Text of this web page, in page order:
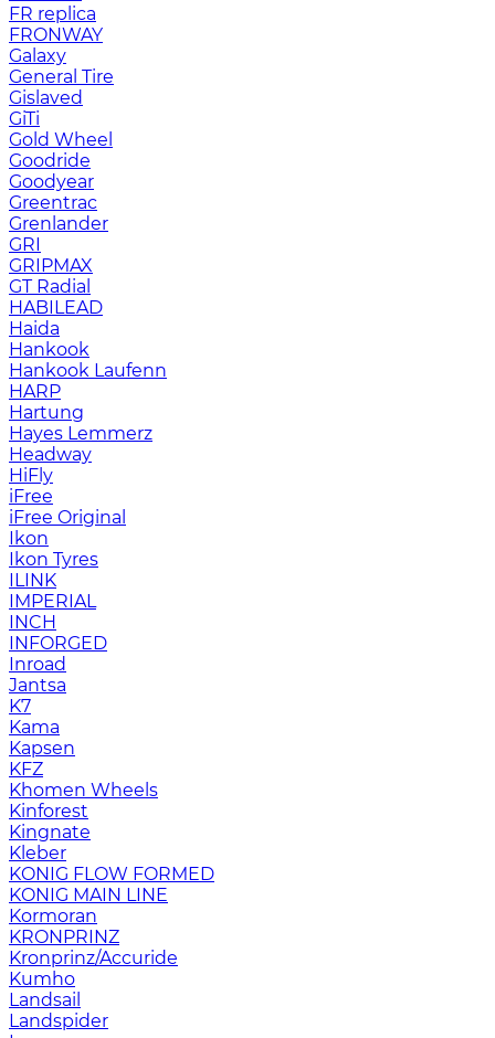
FR replica
FRONWAY
Galaxy
General Tire
Gislaved
GiTi
Gold Wheel
Goodride
Goodyear
Greentrac
Grenlander
GRI
GRIPMAX
GT Radial
HABILEAD
Haida
Hankook
Hankook Laufenn
HARP
Hartung
Hayes Lemmerz
Headway
HiFly
iFree
iFree Original
Ikon
Ikon Tyres
ILINK
IMPERIAL
INCH
INFORGED
Inroad
Jantsa
K7
Kama
Kapsen
KFZ
Khomen Wheels
Kinforest
Kingnate
Kleber
KONIG FLOW FORMED
KONIG MAIN LINE
Kormoran
KRONPRINZ
Kronprinz/Accuride
Kumho
Landsail
Landspider